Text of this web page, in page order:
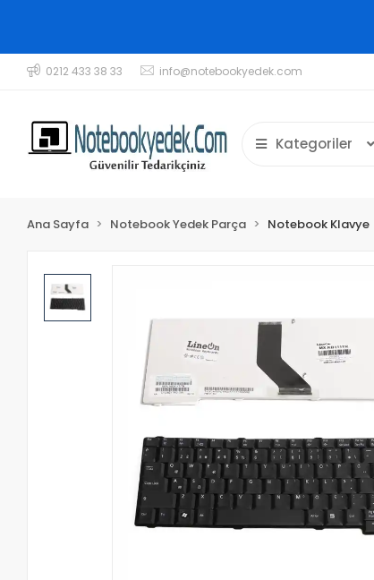
0212 433 38 33 info@notebookyedek.com
Kategoriler
Ana Sayfa Notebook Yedek Parça Notebook Klavye